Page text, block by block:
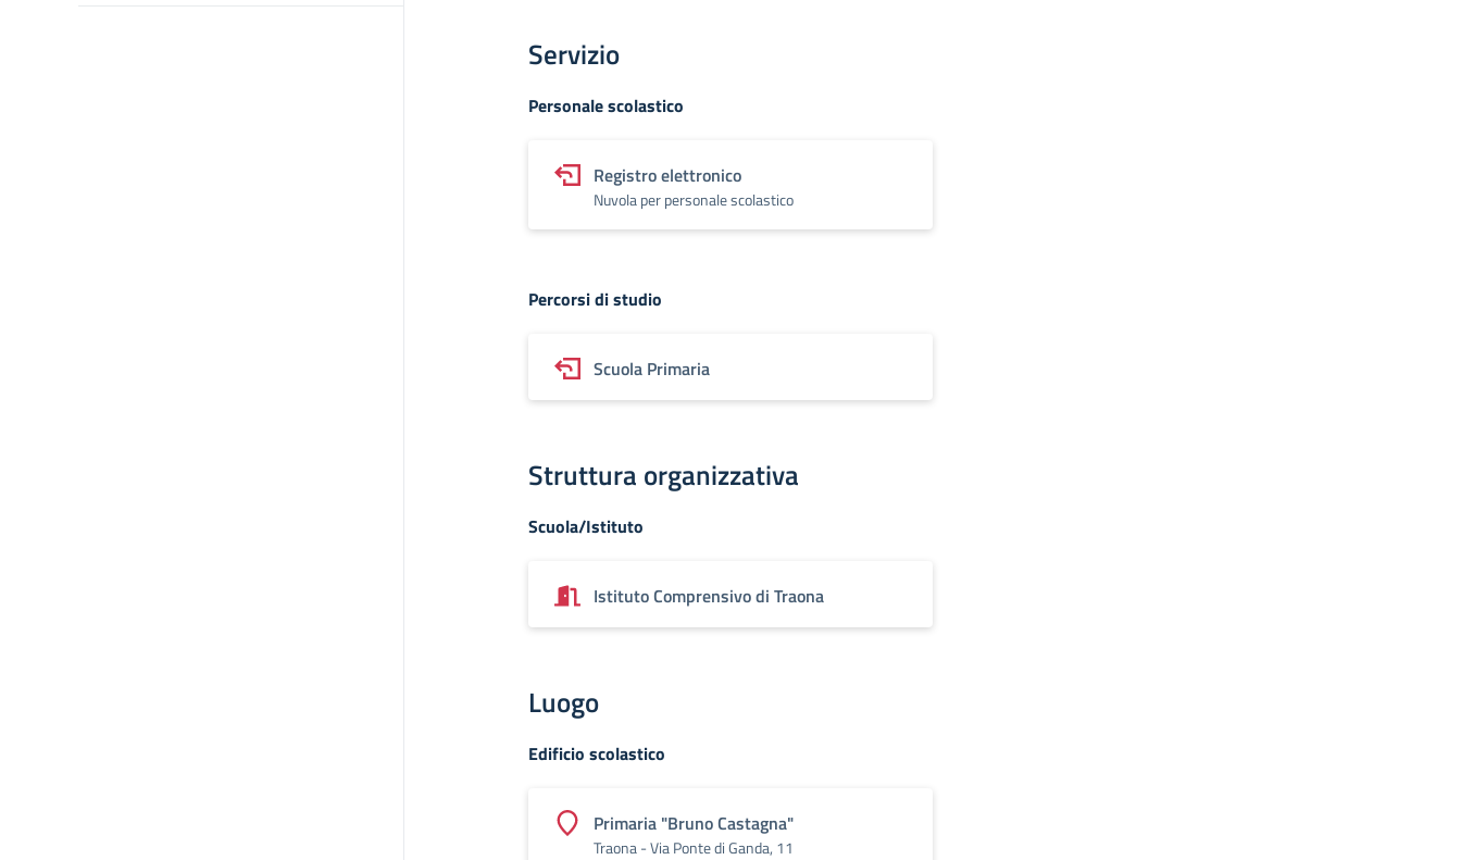
Servizio
Personale scolastico
Registro elettronico
Nuvola per personale scolastico
Percorsi di studio
Scuola Primaria
Struttura organizzativa
Scuola/Istituto
Istituto Comprensivo di Traona
Luogo
Edificio scolastico
Primaria "Bruno Castagna"
Traona - Via Ponte di Ganda, 11